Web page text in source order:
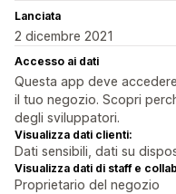
Lanciata
2 dicembre 2021
Accesso ai dati
Questa app deve
il tuo negozio. Scopri
degli sviluppatori.
Visualizza dati clienti:
Dati sensibili, dati su
Visualizza dati di staff e
Proprietario del negozio